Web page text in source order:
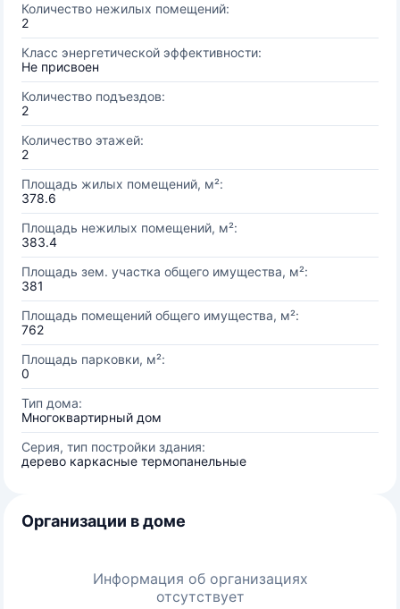
Количество нежилых помещений:
2
Класс энергетической эффективности:
Не присвоен
Количество подъездов:
2
Количество этажей:
2
Площадь жилых помещений, м²:
378.6
Площадь нежилых помещений, м²:
383.4
Площадь зем. участка общего имущества, м²:
381
Площадь помещений общего имущества, м²:
762
Площадь парковки, м²:
0
Тип дома:
Многоквартирный дом
Серия, тип постройки здания:
дерево каркасные термопанельные
Организации в доме
Информация об организациях
отсутствует